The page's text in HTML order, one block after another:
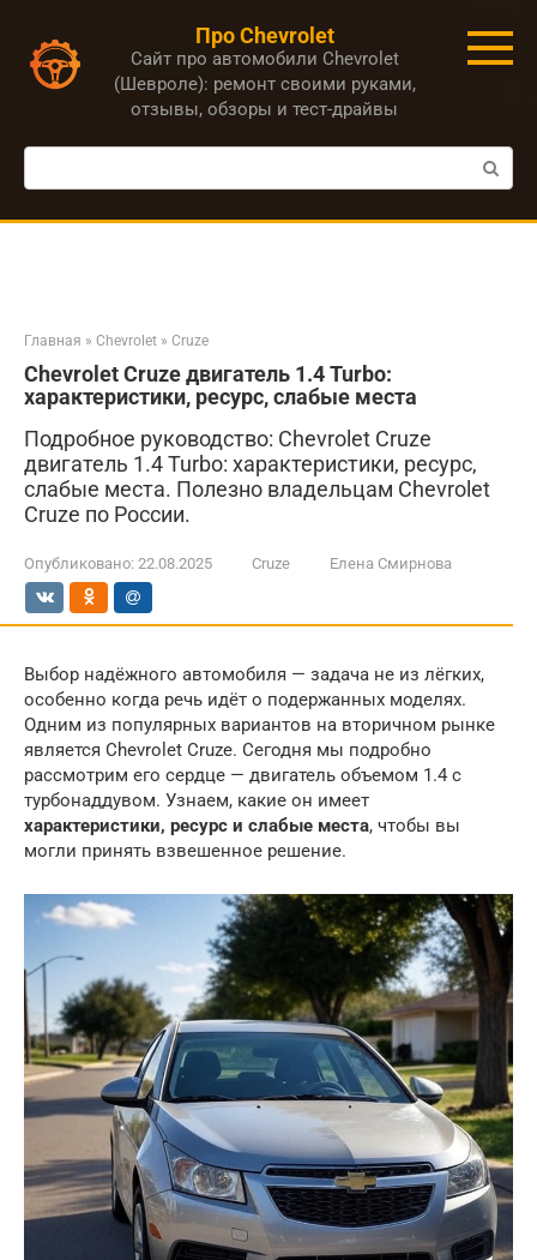
контенту
Про Chevrolet
Сайт про автомобили Chevrolet
(Шевроле): ремонт своими руками,
отзывы, обзоры и тест-драйвы
Поиск:
Главная » Chevrolet » Cruze
Chevrolet Cruze двигатель 1.4 Turbo:
характеристики, ресурс, слабые места
Подробное руководство: Chevrolet Cruze
двигатель 1.4 Turbo: характеристики, ресурс,
слабые места. Полезно владельцам Chevrolet
Cruze по России.
Опубликовано: 22.08.2025 Cruze Елена Смирнова
Выбор надёжного автомобиля — задача не из лёгких,
особенно когда речь идёт о подержанных моделях.
Одним из популярных вариантов на вторичном рынке
является Chevrolet Cruze. Сегодня мы подробно
рассмотрим его сердце — двигатель объемом 1.4 с
турбонаддувом. Узнаем, какие он имеет
характеристики, ресурс и слабые места, чтобы вы
могли принять взвешенное решение.